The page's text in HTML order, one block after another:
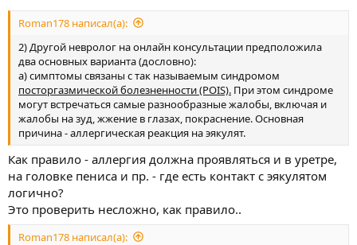
Roman178 написал(а):
2) Другой невролог на онлайн консультации предположила
два основных варианта (дословно):
а) симптомы связаны с так называемым синдромом
посторгазмической болезненности (POIS). При этом синдроме
могут встречаться самые разнообразные жалобы, включая и
жалобы на зуд, жжение в глазах, покраснение. Основная
причина - аллергическая реакция на эякулят.
Как правило - аллергия должна проявляться и в уретре,
на головке пениса и пр. - где есть контакт с эякулятом
логично?
Это проверить несложно, как правило..
Roman178 написал(а):